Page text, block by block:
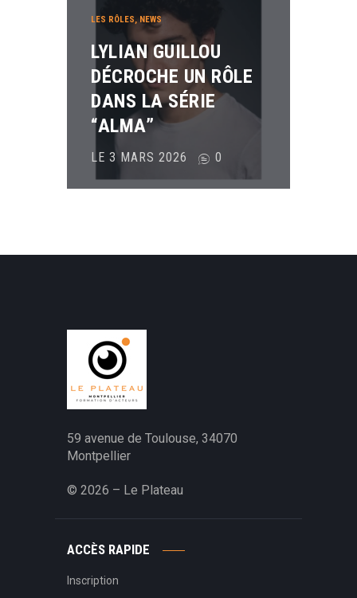
LES RÔLES,NEWS
LYLIAN GUILLOU
DÉCROCHE UN RÔLE
DANS LA SÉRIE
“ALMA”
LE 3 MARS 2026 0
59 avenue de Toulouse, 34070
Montpellier‎
© 2026 – Le Plateau
ACCÈS RAPIDE
Inscription